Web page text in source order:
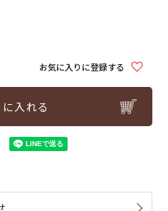
お気に入りに登録する
入れる